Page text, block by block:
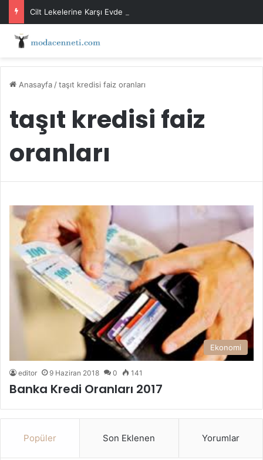
Cilt Lekelerine Karşı Evde Maske Önerileri
Anasayfa /taşıt kredisi faiz oranları
taşıt kredisi faiz
oranları
Ekonomi
editor 9 Haziran 2018 0 141
Banka Kredi Oranları 2017
Popüler Son Eklenen Yorumlar